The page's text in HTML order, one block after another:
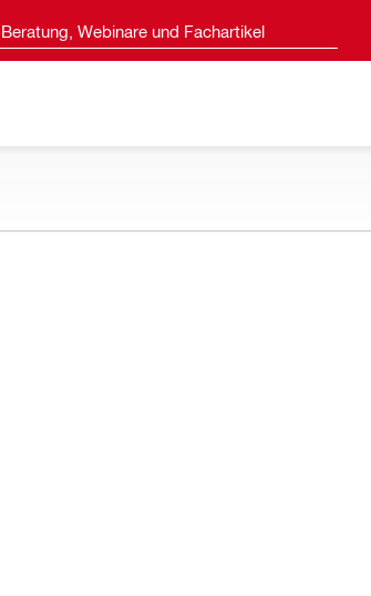
Webinare und Fachartikel